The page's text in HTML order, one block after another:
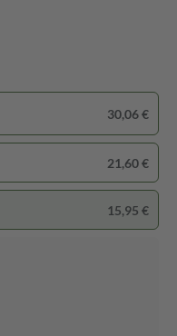
30,06 €
21,60 €
15,95 €